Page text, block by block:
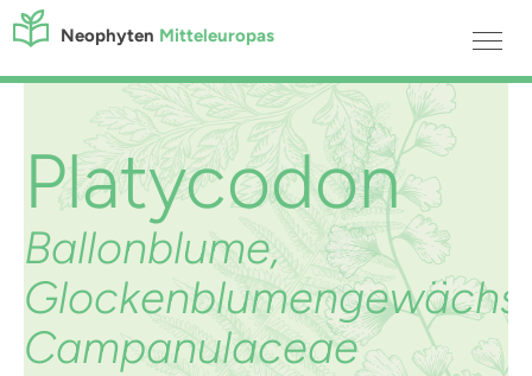
Neophyten Mitteleuropas
Platycodon
Ballonblume,
Glockenblumengewächs,
Campanulaceae